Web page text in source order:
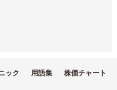
ック 用語集 株価チャート